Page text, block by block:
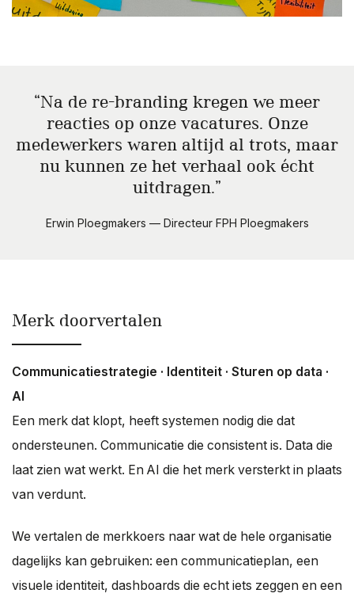
Na de re-branding kregen we meer
reacties op onze vacatures. Onze
medewerkers waren altijd al trots, maar
nu kunnen ze het verhaal ook écht
uitdragen.
Erwin Ploegmakers — Directeur FPH Ploegmakers
Merk doorvertalen
Communicatiestrategie · Identiteit · Sturen op data ·
AI
Een merk dat klopt, heeft systemen nodig die dat
ondersteunen. Communicatie die consistent is. Data die
laat zien wat werkt. En AI die het merk versterkt in plaats
van verdunt.
We vertalen de merkkoers naar wat de hele organisatie
dagelijks kan gebruiken: een communicatieplan, een
visuele identiteit, dashboards die echt iets zeggen en een